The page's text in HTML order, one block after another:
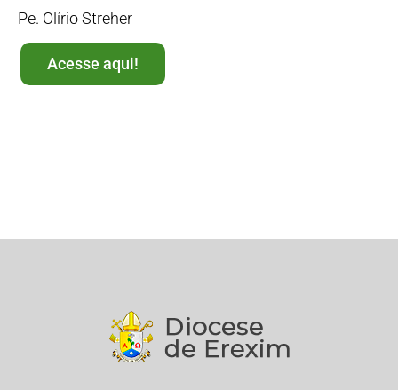
Pe. Olírio Streher
Acesse aqui!